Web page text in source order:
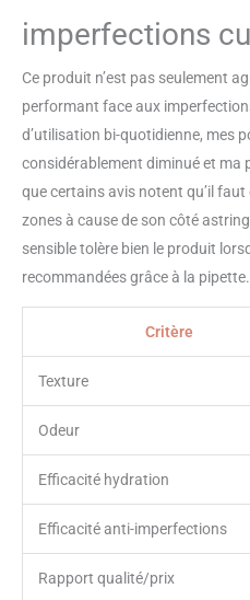
imperfections
Ce produit n’est pas seulement
performant face aux
d’utilisation bi-quotidienne, mes
considérablement diminué et ma
que certains avis notent qu’il faut
zones à cause de son côté
sensible tolère bien le produit
recommandées grâce à la pipette.
Critère
Texture
Odeur
Efficacité hydration
Efficacité anti-imperfections
Rapport qualité/prix